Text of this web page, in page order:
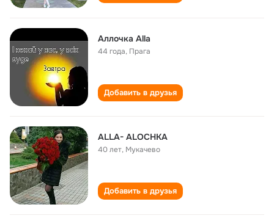
Аллочка Alla
44 года, Прага
Добавить в друзья
ALLA- ALOCHKA
40 лет, Мукачево
Добавить в друзья